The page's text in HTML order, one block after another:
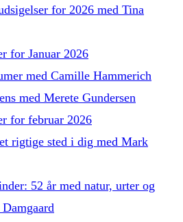
for 2026 med Tina
for Januar 2026
med Camille Hammerich
med Merete Gundersen
for februar 2026
rigtige sted i dig med Mark
52 år med natur, urter og